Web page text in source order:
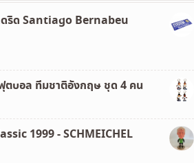
ริด Santiago Bernabeu
บอล ทีมชาติอังกฤษ ชุด 4 คน
1999 - SCHMEICHEL